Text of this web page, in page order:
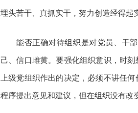
埋头苦干、真抓实干，努力创造经得起
能否正确对待组织是对党员、干
己、信口雌黄。要强化组织意识，时
上级党组织作出的决定，必须不讲任
程序提出意见和建议，但在组织没有改